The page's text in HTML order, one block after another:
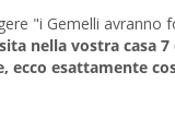
"i Gemelli avranno
nella vostra casa
ecco esattamente